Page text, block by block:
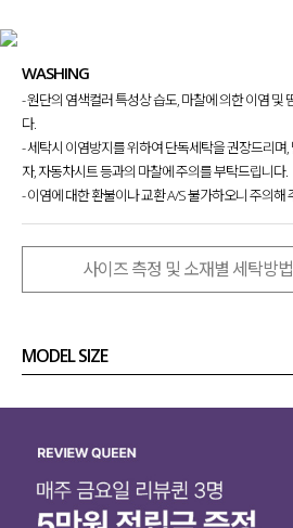
군더더기 없이 깔끔하게
스커트를 찾으셨던 분들 주
소재부터 디테일 하나하나
퀄리티 높여 제작해 준 스
WASHING
- 원단의 염색컬러 특성상 습도, 마찰에 의한 이염 및
다.
- 세탁시 이염방지를 위하여 단독세탁을 권장드리며,
자, 자동차시트 등과의 마찰에 주의를 부탁드립니다.
- 이염에 대한 환불이나 교환 A/S 불가하오니 주의해
사이즈 측정 및 소재별 세탁방
MODEL SIZE